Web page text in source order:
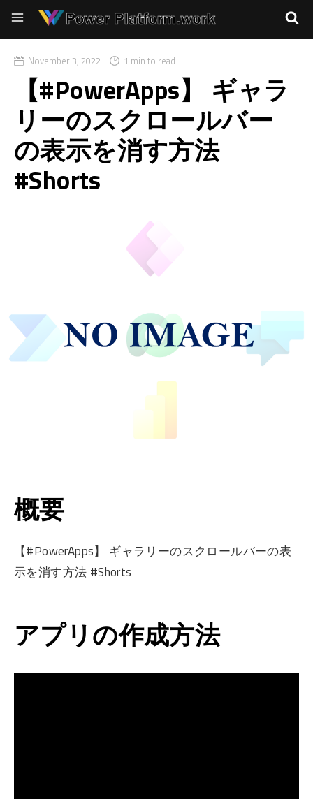
November 3, 2022 1 min to read
【#PowerApps】 ギャラ
リーのスクロールバー
の表示を消す方法
#Shorts
概要
【#PowerApps】 ギャラリーのスクロールバーの表
示を消す方法 #Shorts
アプリの作成方法